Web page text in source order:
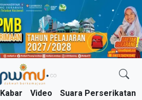
Kabar Video Suara Perserikatan